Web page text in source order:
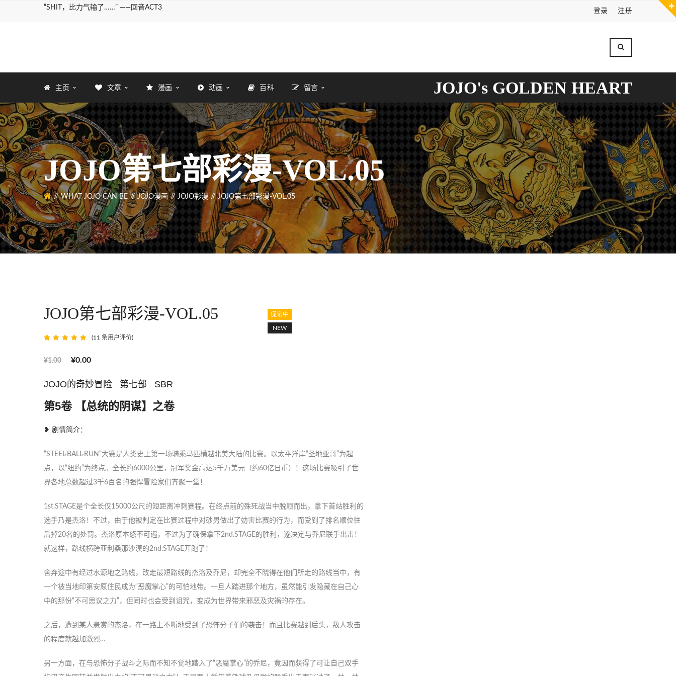
“SHIT，比力气输了……” ——回音ACT3 登录 注册
主页 文章 漫画 动画 百科 留言 JOJO's GOLDEN HEART
JOJO第七部彩漫-VOL.05
WHAT JOJO CAN BE JOJO漫画 JOJO彩漫 JOJO第七部彩漫-VOL.05
促销中
NEW
JOJO第七部彩漫-VOL.05
位客户进行
了评价
(11 条用户评价)
¥1.00 ¥0.00
JOJO的奇妙冒险 第七部 SBR
第5卷 【总统的阴谋】之卷
❥ 剧情简介：
“STEEL·BALL·RUN”大赛是人类史上第一场骑乘马匹横越北美大陆的比赛。以太平洋岸“圣地亚哥”为起
点，以“纽约”为终点。全长约6000公里，冠军奖金高达5千万美元（约60亿日币）！这场比赛吸引了世
界各地总数超过3千6百名的强悍冒险家们齐聚一堂！
1st.STAGE是个全长仅15000公尺的短距离冲刺赛程。在终点前的殊死战当中脱颖而出，拿下首站胜利的
选手乃是杰洛！不过，由于他被判定在比赛过程中对砂男做出了妨害比赛的行为，而受到了排名顺位往
后掉20名的处罚。杰洛原本怒不可遏，不过为了确保拿下2nd.STAGE的胜利，遂决定与乔尼联手出击！
就这样，路线横跨亚利桑那沙漠的2nd.STAGE开跑了！
舍弃途中有经过水源地之路线，改走最短路线的杰洛及乔尼，却完全不晓得在他们所走的路线当中，有
一个被当地印第安原住民成为“恶魔掌心”的可怕地带。一旦人踏进那个地方，虽然能引发隐藏在自己心
中的那份“不可思议之力”，但同时也会受到诅咒，变成为世界带来邪恶及灾祸的存在。
之后，遭到某人悬赏的杰洛，在一路上不断地受到了恐怖分子们的袭击！而且比赛越到后头，敌人攻击
的程度就越加激烈…
另一方面，在与恐怖分子战斗之际而不知不觉地踏入了“恶魔掌心”的乔尼，竟因而获得了可让自己双手